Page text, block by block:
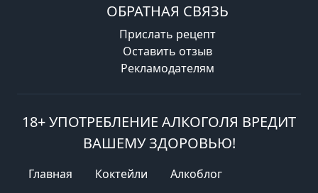
ОБРАТНАЯ СВЯЗЬ
Прислать рецепт
Оставить отзыв
Рекламодателям
18+ УПОТРЕБЛЕНИЕ АЛКОГОЛЯ ВРЕДИТ
ВАШЕМУ ЗДОРОВЬЮ!
Главная Коктейли Алкоблог